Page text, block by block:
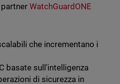
WatchGuardONE
che incrementano i
basate sull'intelligenza
di sicurezza in